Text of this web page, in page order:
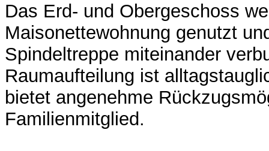
Das Erd- und Obergeschoss
Maisonettewohnung genutzt
Spindeltreppe miteinander
Raumaufteilung ist
bietet angenehme
Familienmitglied.